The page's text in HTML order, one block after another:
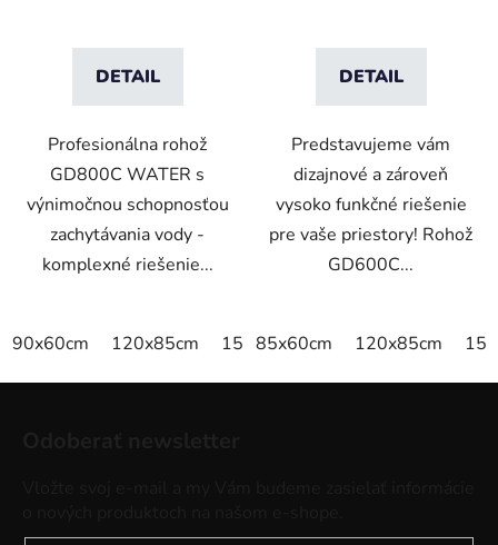
DETAIL
Profesionálna rohož
GD800C WATER s
výnimočnou schopnosťou
zachytávania vody -
komplexné riešenie...
90x60cm 120x85cm 150x85cm 175x115cm
DETAIL
Predstavujeme vám
dizajnové a zároveň
vysoko funkčné riešenie
pre vaše priestory! Rohož
GD600C...
85x60cm 120x85cm